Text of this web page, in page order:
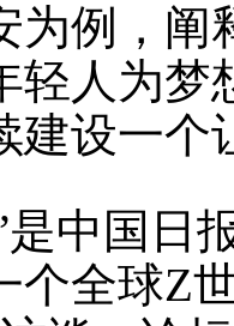
为例，阐
轻人为梦
建设一个
是中国日
个全球Z